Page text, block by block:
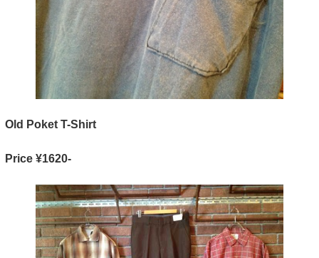
Old Poket T-Shirt
Price ¥1620-